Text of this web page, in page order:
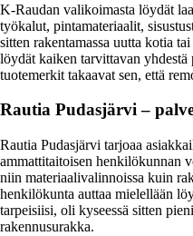
K-Raudan valikoimasta löydät
työkalut, pintamateriaalit,
sitten rakentamassa uutta kotia
löydät kaiken tarvittavan yhdestä
tuotemerkit takaavat sen, että
Rautia Pudasjärvi –
Rautia Pudasjärvi tarjoaa
ammattitaitoisen henkilökunnan
niin materiaalivalinnoissa kuin
henkilökunta auttaa mielellään
tarpeisiisi, oli kyseessä sitten
rakennusurakka.